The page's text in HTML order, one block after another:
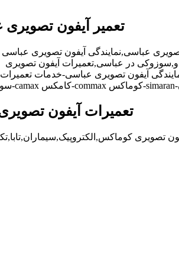
تعمیر آیفون
عباسی,نمایندگی آیفون تصویری
در عباسی,تعمیرات آیفون
آیفون تصویری عباسی-خدمات تعمیرات
تعمیرات آیفون
تصویری